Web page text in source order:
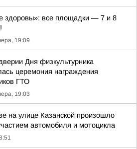
здоровы»: все площадки — 7 и 8
19:09
Дня физкультурника
церемония награждения
ГТО
19:03
на улице Казанской произошло
автомобиля и мотоцикла